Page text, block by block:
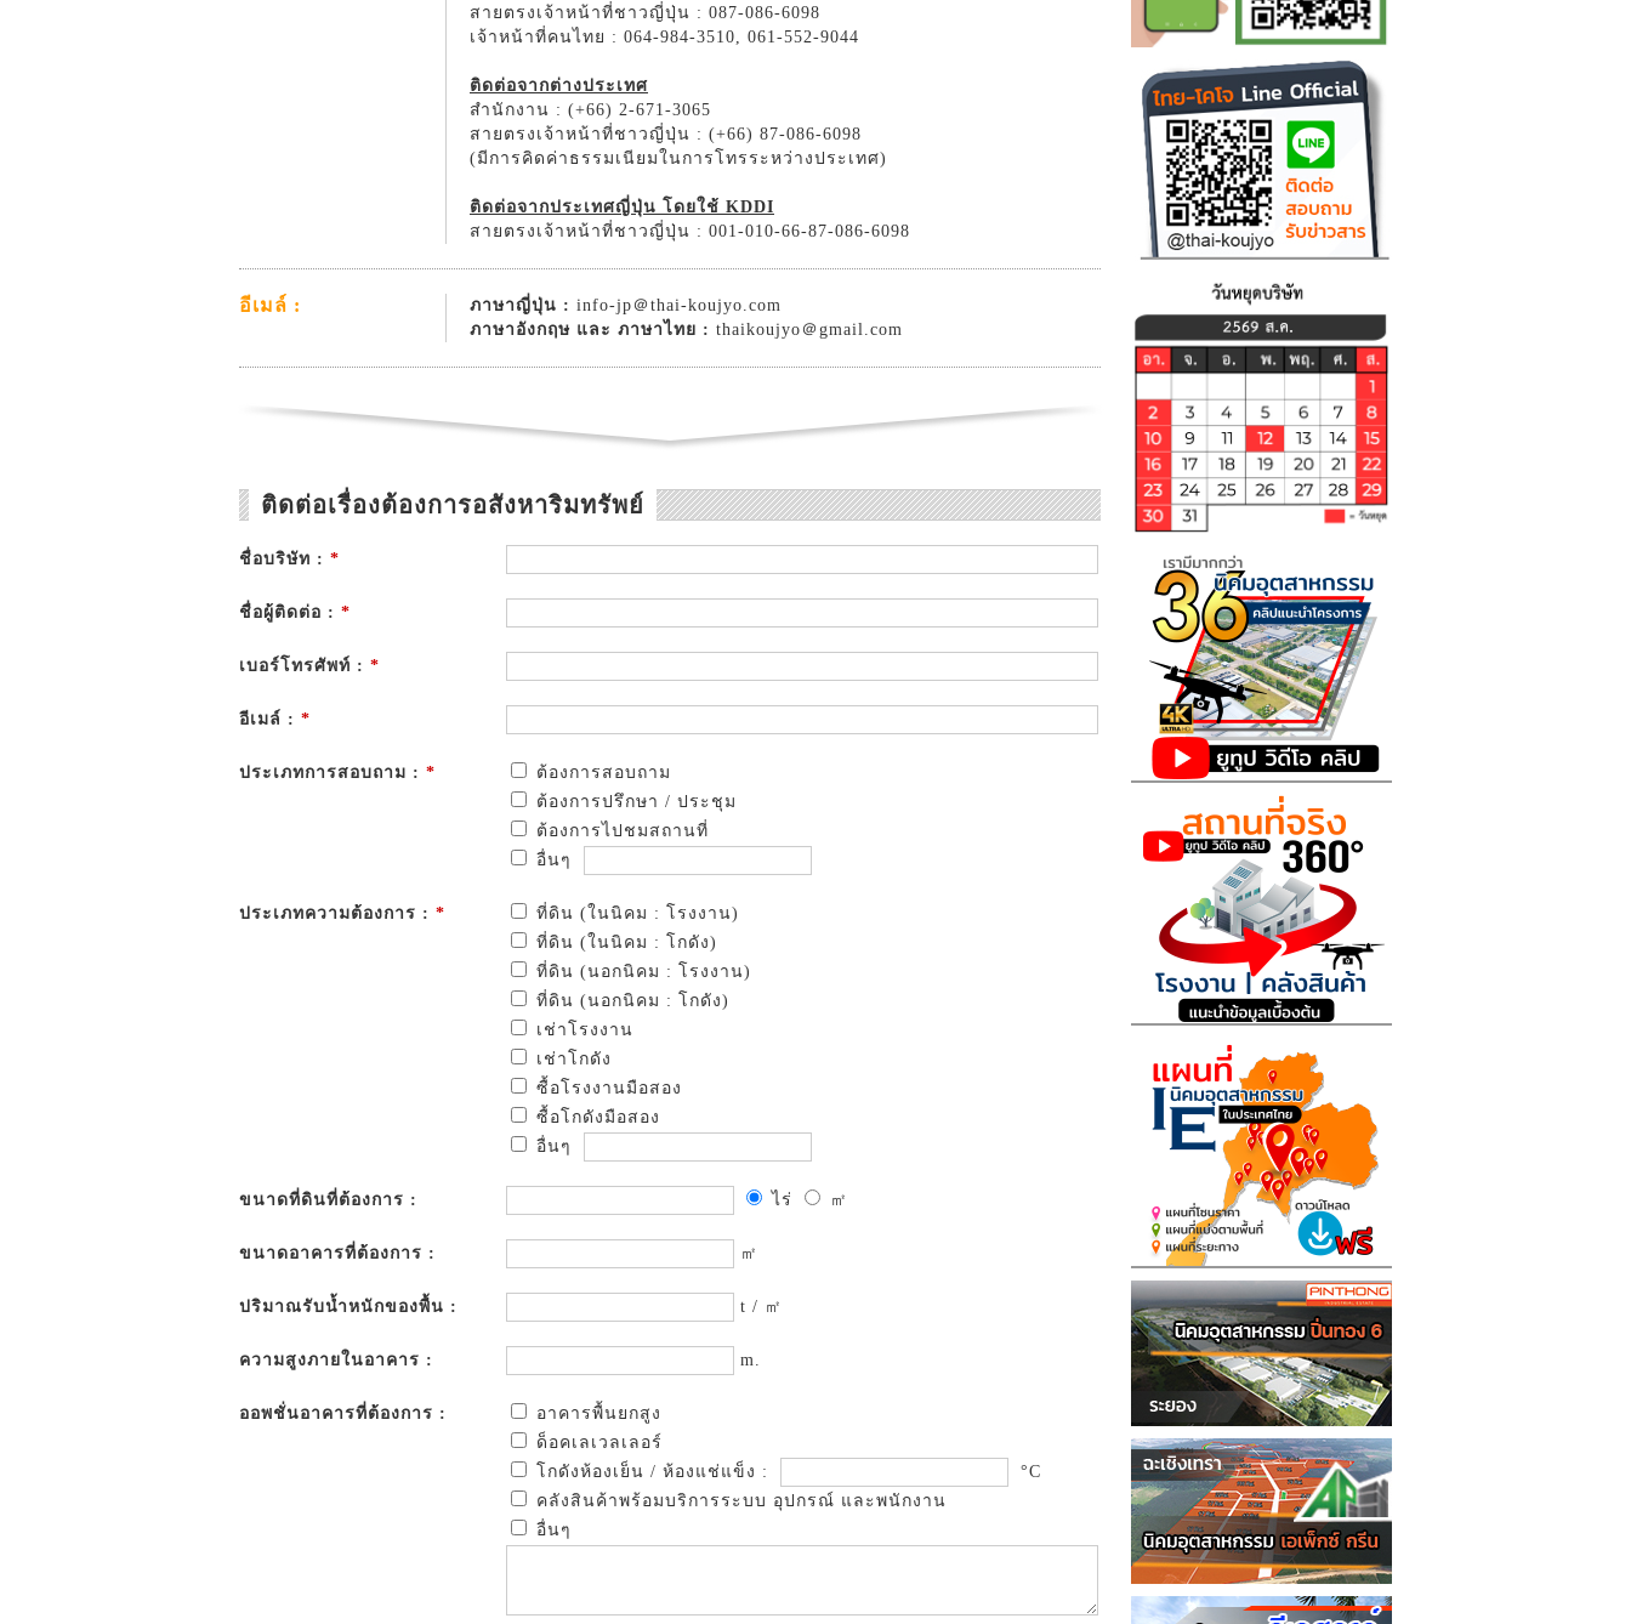
สายตรงเจ้าหน้าที่ชาวญี่ปุ่น : 087-086-6098
เจ้าหน้าที่คนไทย : 064-984-3510, 061-552-9044
ติดต่อจากต่างประเทศ
สำนักงาน : (+66) 2-671-3065
สายตรงเจ้าหน้าที่ชาวญี่ปุ่น : (+66) 87-086-6098
(มีการคิดค่าธรรมเนียมในการโทรระหว่างประเทศ)
ติดต่อจากประเทศญี่ปุ่น โดยใช้ KDDI
สายตรงเจ้าหน้าที่ชาวญี่ปุ่น : 001-010-66-87-086-6098
อีเมล์ : ภาษาญี่ปุ่น : info-jp＠thai-koujyo.com
ภาษาอังกฤษ และ ภาษาไทย : thaikoujyo＠gmail.com
ติดต่อเรื่องต้องการอสังหาริมทรัพย์
ชื่อบริษัท : *
ชื่อผู้ติดต่อ : *
เบอร์โทรศัพท์ : *
อีเมล์ : *
ประเภทการสอบถาม : *
ต้องการสอบถาม
ต้องการปรึกษา / ประชุม
ต้องการไปชมสถานที่
อื่นๆ
ประเภทความต้องการ : *
ที่ดิน (ในนิคม : โรงงาน)
ที่ดิน (ในนิคม : โกดัง)
ที่ดิน (นอกนิคม : โรงงาน)
ที่ดิน (นอกนิคม : โกดัง)
เช่าโรงงาน
เช่าโกดัง
ซื้อโรงงานมือสอง
ซื้อโกดังมือสอง
อื่นๆ
ขนาดที่ดินที่ต้องการ : ไร่ ㎡
ขนาดอาคารที่ต้องการ : ㎡
ปริมาณรับน้ำหนักของพื้น : t / ㎡
ความสูงภายในอาคาร : m.
ออพชั่นอาคารที่ต้องการ :
อาคารพื้นยกสูง
ด็อคเลเวลเลอร์
โกดังห้องเย็น / ห้องแช่แข็ง :
°C
คลังสินค้าพร้อมบริการระบบ อุปกรณ์ และพนักงาน
อื่นๆ